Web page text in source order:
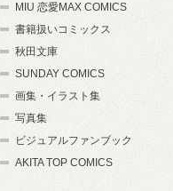
MIU 恋愛MAX COMICS
書籍扱いコミックス
秋田文庫
SUNDAY COMICS
画集・イラスト集
写真集
ビジュアルファンブック
AKITA TOP COMICS